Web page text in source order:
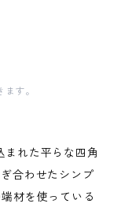
す。
れた平らな四角
合わせたシンプ
材を使っている